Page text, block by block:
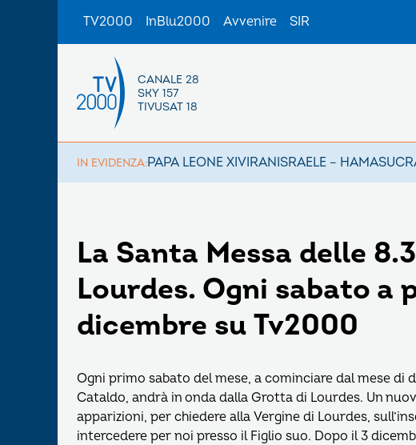
TV2000 InBlu2000 Avvenire SIR
CANALE 28
SKY 157
TIVUSAT 18
IN EVIDENZA:PAPA LEONE XIVIRANISRAELE – HAMAS
La Santa Messa delle
Lourdes. Ogni sabato a
dicembre su Tv2000
Ogni primo sabato del mese, a cominciare dal mese di
Cataldo, andrà in onda dalla Grotta di Lourdes. Un
apparizioni, per chiedere alla Vergine di Lourdes,
intercedere per noi presso il Figlio suo. Dopo il 3